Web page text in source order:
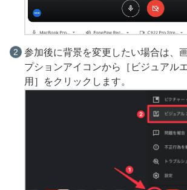
参加後に背景を変更したい場合は、
プションアイコンから［ビジュアル
用］をクリックします。